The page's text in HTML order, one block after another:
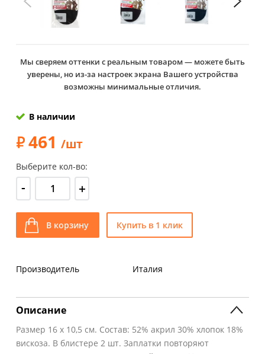
Мы сверяем оттенки с реальным товаром — можете быть
уверены, но из-за настроек экрана Вашего устройства
возможны минимальные отличия.
В наличии
461 /шт
Выберите кол-во:
- +
В корзину Купить в 1 клик
Производитель Италия
Описание
Размер 16 х 10,5 см. Состав: 52% акрил 30% хлопок 18%
вискоза. В блистере 2 шт. Заплатки повторяют